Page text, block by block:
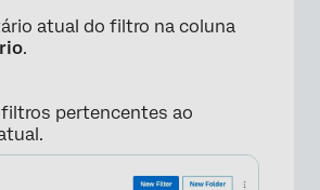
atual do filtro na coluna
.
filtros pertencentes ao